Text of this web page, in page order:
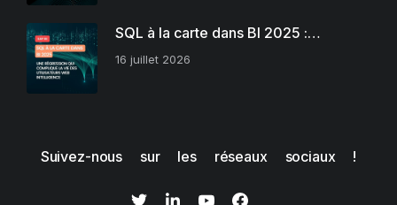
SQL à la carte dans BI 2025 :…
16 juillet 2026
Suivez-nous sur les réseaux sociaux !